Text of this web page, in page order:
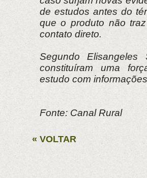
de estudos antes do
que o produto não
contato direto.
Segundo Elisangeles
constituíram uma
estudo com
Fonte: Canal Rural
« VOLTAR